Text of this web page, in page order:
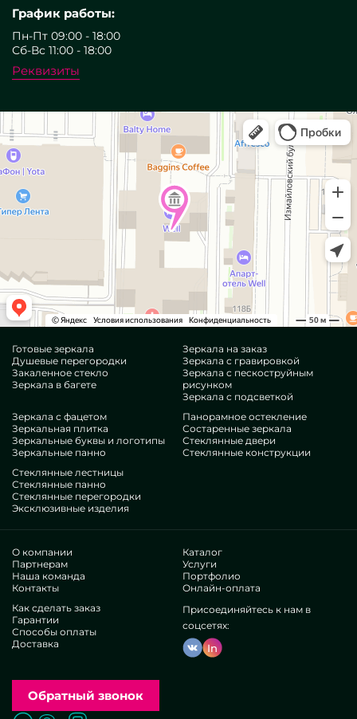
График работы:
Пн-Пт 09:00 - 18:00
Сб-Вс 11:00 - 18:00
Реквизиты
Готовые зеркала
Душевые перегородки
Закаленное стекло
Зеркала в багете
Зеркала на заказ
Зеркала с гравировкой
Зеркала с пескоструйным
рисунком
Зеркала с подсветкой
Зеркала с фацетом
Зеркальная плитка
Зеркальные буквы и логотипы
Зеркальные панно
Панорамное остекление
Состаренные зеркала
Стеклянные двери
Стеклянные конструкции
Стеклянные лестницы
Стеклянные панно
Стеклянные перегородки
Эксклюзивные изделия
О компании
Партнерам
Наша команда
Контакты
Каталог
Услуги
Портфолио
Онлайн-оплата
Как сделать заказ
Гарантии
Способы оплаты
Доставка
Присоединяйтесь к нам в
соцсетях:
In
Обратный звонок